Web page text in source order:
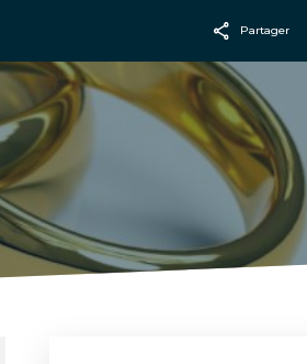
Partager
Email